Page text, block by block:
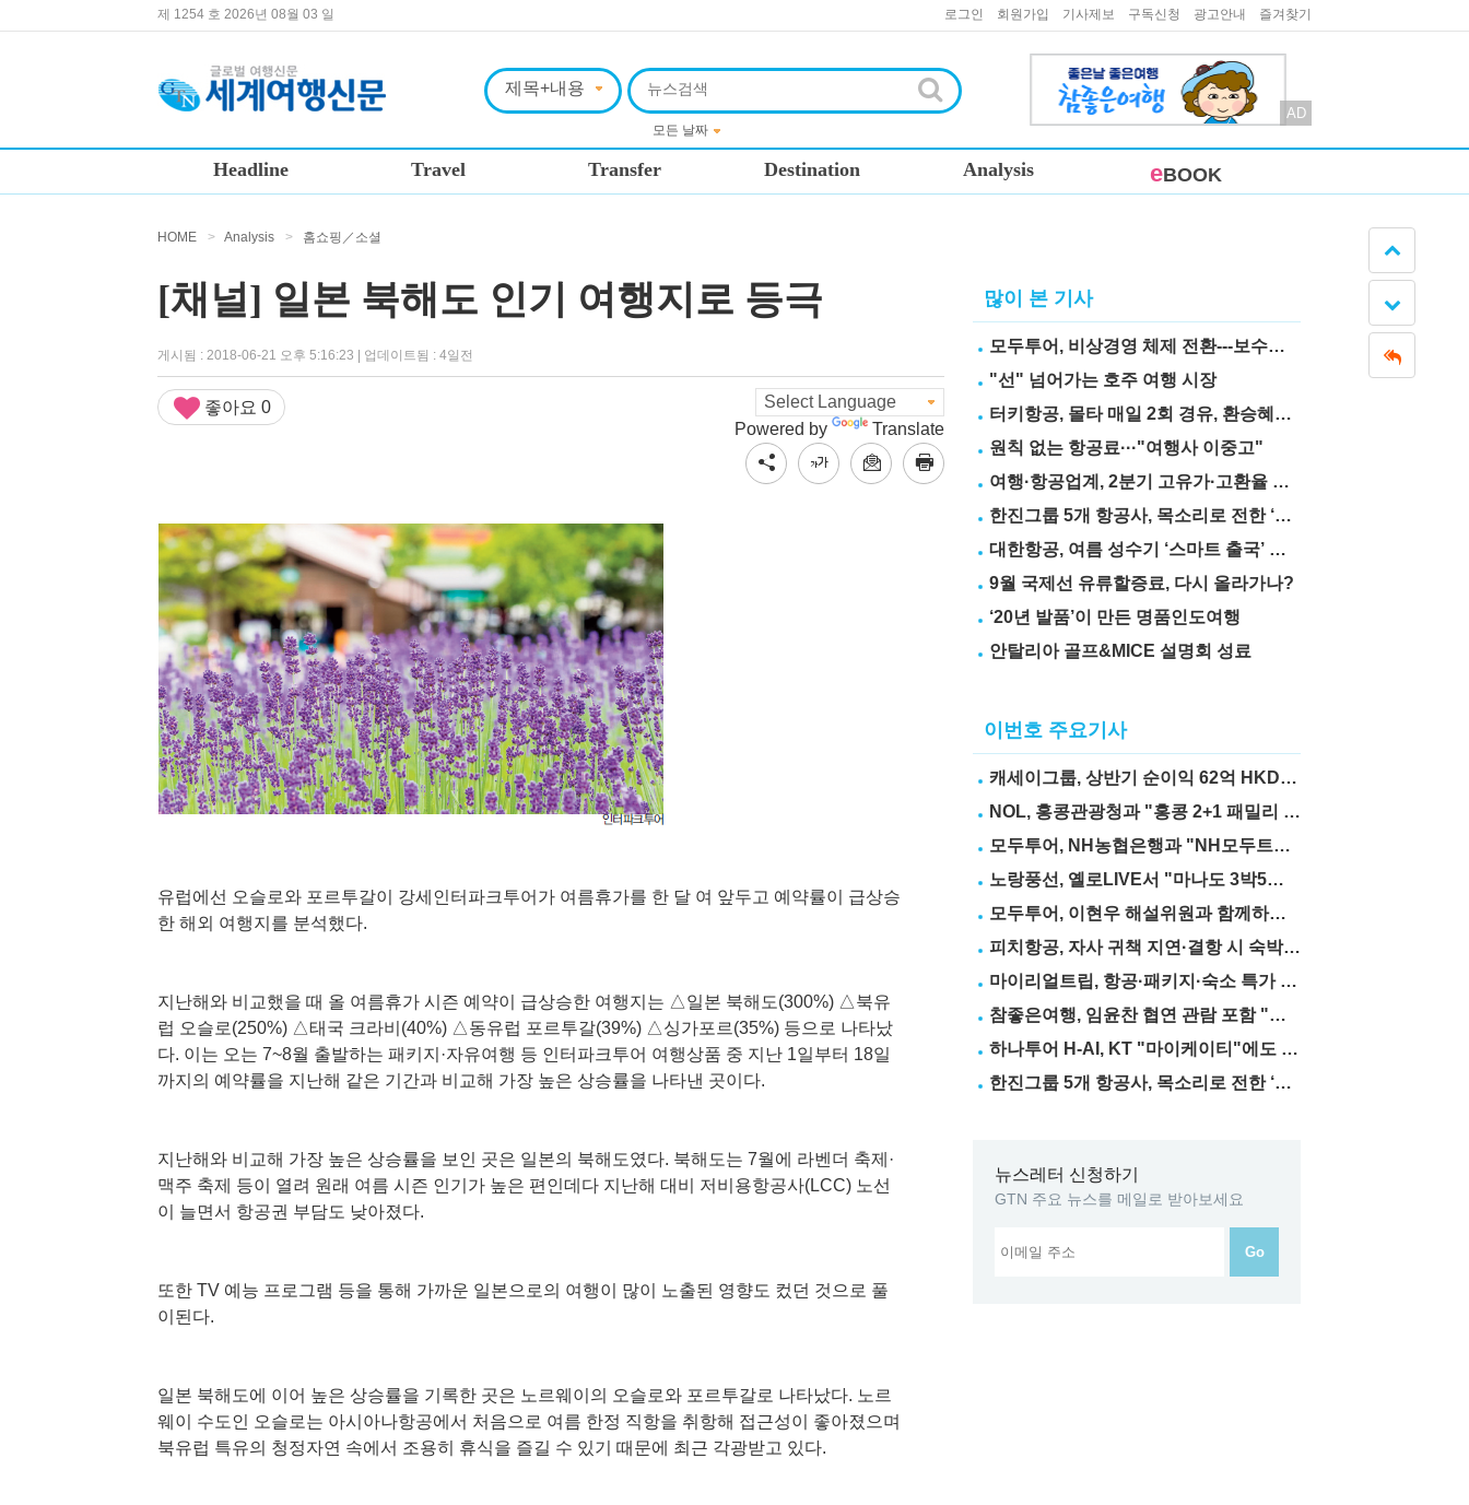
제 1254 호 2026년 08월 03 일 로그인 회원가입 기사제보 구독신청 광고안내 즐겨찾기
AD
Headline Travel Transfer Destination Analysis eBOOK
HOME > Analysis > 홈쇼핑／소셜
[채널] 일본 북해도 인기 여행지로 등극
게시됨 : 2018-06-21 오후 5:16:23 | 업데이트됨 : 4일전
좋아요 0
Powered by
Translate
유럽에선 오슬로와 포르투갈이 강세인터파크투어가 여름휴가를 한 달 여 앞두고 예약률이 급상승
한 해외 여행지를 분석했다.
지난해와 비교했을 때 올 여름휴가 시즌 예약이 급상승한 여행지는 △일본 북해도(300%) △북유
럽 오슬로(250%) △태국 크라비(40%) △동유럽 포르투갈(39%) △싱가포르(35%) 등으로 나타났
다. 이는 오는 7~8월 출발하는 패키지·자유여행 등 인터파크투어 여행상품 중 지난 1일부터 18일
까지의 예약률을 지난해 같은 기간과 비교해 가장 높은 상승률을 나타낸 곳이다.
지난해와 비교해 가장 높은 상승률을 보인 곳은 일본의 북해도였다. 북해도는 7월에 라벤더 축제·
맥주 축제 등이 열려 원래 여름 시즌 인기가 높은 편인데다 지난해 대비 저비용항공사(LCC) 노선
이 늘면서 항공권 부담도 낮아졌다.
또한 TV 예능 프로그램 등을 통해 가까운 일본으로의 여행이 많이 노출된 영향도 컸던 것으로 풀
이된다.
일본 북해도에 이어 높은 상승률을 기록한 곳은 노르웨이의 오슬로와 포르투갈로 나타났다. 노르
웨이 수도인 오슬로는 아시아나항공에서 처음으로 여름 한정 직항을 취항해 접근성이 좋아졌으며
북유럽 특유의 청정자연 속에서 조용히 휴식을 즐길 수 있기 때문에 최근 각광받고 있다.
많이 본 기사
모두투어, 비상경영 체제 전환---보수도 삭감
"선" 넘어가는 호주 여행 시장
터키항공, 몰타 매일 2회 경유, 환승혜택 눈길
원칙 없는 항공료···"여행사 이중고"
여행·항공업계, 2분기 고유가·고환율 직격탄
한진그룹 5개 항공사, 목소리로 전한 ‘재능기부’
대한항공, 여름 성수기 ‘스마트 출국’ 꿀팁 3가지 공개
9월 국제선 유류할증료, 다시 올라가나?
‘20년 발품’이 만든 명품인도여행
안탈리아 골프&MICE 설명회 성료
이번호 주요기사
캐세이그룹, 상반기 순이익 62억 HKD… 전년比 67.6%↑
NOL, 홍콩관광청과 "홍콩 2+1 패밀리 프로모션" 실시
모두투어, NH농협은행과 "NH모두트래블리적금" 출시
노랑풍선, 옐로LIVE서 "마나도 3박5일" 상품 선보여
모두투어, 이현우 해설위원과 함께하는 "MLB 직관 컨셉투어" 출시
피치항공, 자사 귀책 지연·결항 시 숙박·교통비 보상제 도입
마이리얼트립, 항공·패키지·숙소 특가 릴레이
참좋은여행, 임윤찬 협연 관람 포함 "미동부·캐나다" 패키지 출시
하나투어 H-AI, KT "마이케이티"에도 탑재
한진그룹 5개 항공사, 목소리로 전한 ‘재능기부’
뉴스레터 신청하기
GTN 주요 뉴스를 메일로 받아보세요
Go